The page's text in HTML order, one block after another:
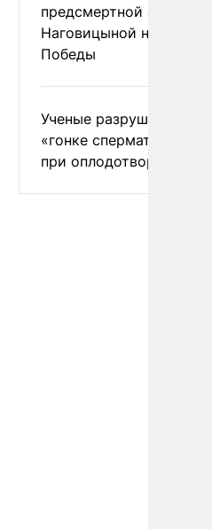
предсмертной записки
Наговицыной на пике
Победы
Ученые разрушили миф
«гонке
при оплодотворении